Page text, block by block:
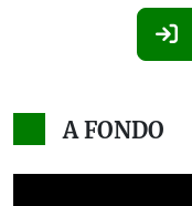
A FONDO